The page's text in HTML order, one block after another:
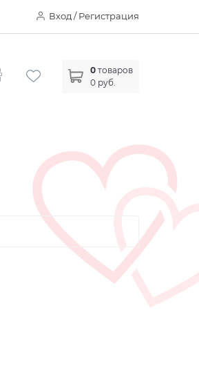
Вход / Регистрация
0 товаров
0 руб.